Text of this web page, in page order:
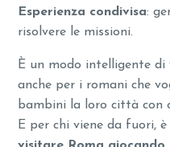
Esperienza condivisa:
risolvere le missioni.
È un modo intelligente
anche per i romani che
bambini la loro città con
E per chi viene da fuori, è